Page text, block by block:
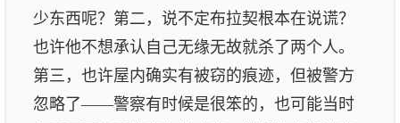
少东西呢？第二，说不定布拉契根本在说谎？
也许他不想承认自己无缘无故就杀了两个人。
第三，也许屋内确实有被窃的痕迹，但被警方
忽略了——警察有时候是很笨的，也可能当时